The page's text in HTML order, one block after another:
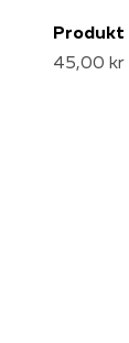
Produkt
45,00 kr